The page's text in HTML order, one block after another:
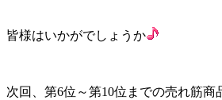
皆様はいかがでしょうか
次回、第6位～第10位までの売れ筋商